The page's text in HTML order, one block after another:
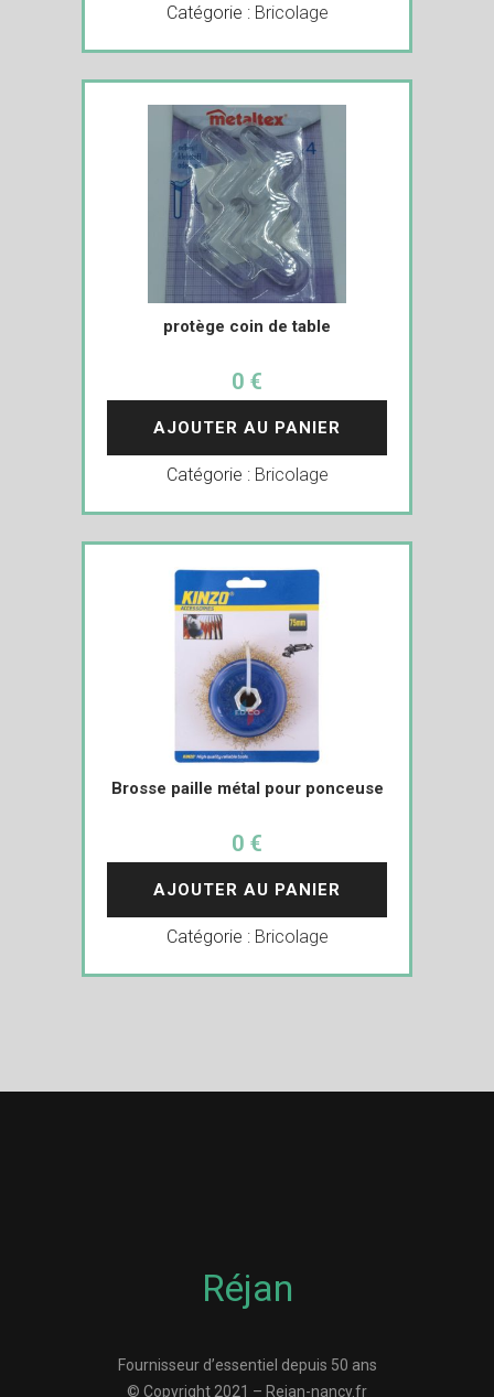
Catégorie : Bricolage
protège coin de table
0 €
AJOUTER AU PANIER
Catégorie : Bricolage
Brosse paille métal pour ponceuse
0 €
AJOUTER AU PANIER
Catégorie : Bricolage
Réjan
Fournisseur d’essentiel depuis 50 ans
© Copyright 2021 – Rejan-nancy.fr